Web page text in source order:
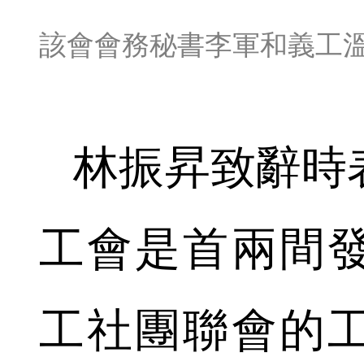
該會會務秘書李軍和義工
林振昇致辭時
工會是首兩間
工社團聯會的